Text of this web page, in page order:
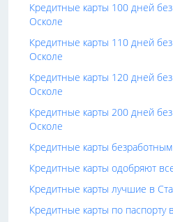
Кредитные карты 100 дней
Осколе
Кредитные карты 110 дней
Осколе
Кредитные карты 120 дней
Осколе
Кредитные карты 200 дней
Осколе
Кредитные карты
Кредитные карты одобряют
Кредитные карты лучшие в
Кредитные карты по паспорту